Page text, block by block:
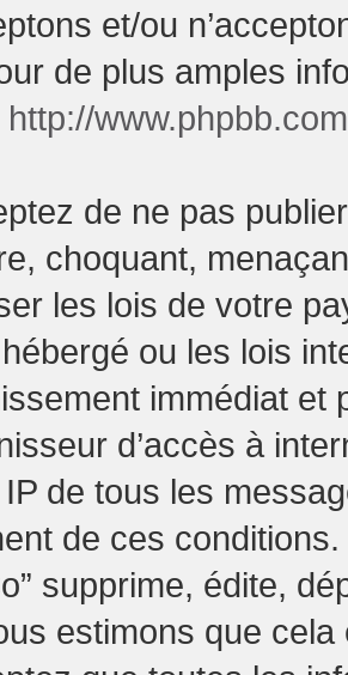
et/ou
de plus amples
http://
de ne pas
choquant,
les lois de votre
ou les lois
immédiat et
d’accès à
IP de tous les
de ces
supprime, édite,
estimons que cela